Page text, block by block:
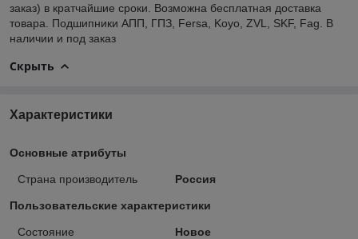
заказ) в кратчайшие сроки. Возможна бесплатная доставка
товара. Подшипники АПП, ГПЗ, Fersa, Koyo, ZVL, SKF, Fag. В
наличии и под заказ
Скрыть
Характеристики
Основные атрибуты
Страна производитель Россия
Пользовательские характеристики
Состояние
Новое